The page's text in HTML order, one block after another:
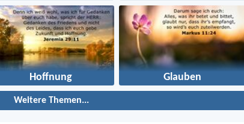
Hoffnung Glauben
Weitere Themen...